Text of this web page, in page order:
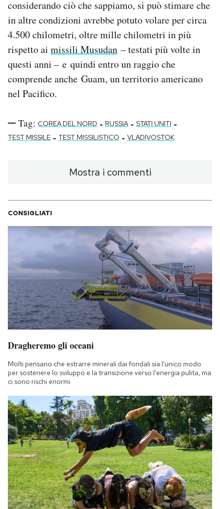
considerando ciò che sappiamo, si può stimare che
in altre condizioni avrebbe potuto volare per circa
4.500 chilometri, oltre mille chilometri in più
rispetto ai missili Musudan – testati più volte in
questi anni – e quindi entro un raggio che
comprende anche Guam, un territorio americano
nel Pacifico.
Tag: COREA DEL NORD - RUSSIA - STATI UNITI -
TEST MISSILE - TEST MISSILISTICO - VLADIVOSTOK
Mostra i commenti
CONSIGLIATI
Dragheremo gli oceani
Molti pensano che estrarre minerali dai fondali sia l'unico modo
per sostenere lo sviluppo e la transizione verso l'energia pulita, ma
ci sono rischi enormi